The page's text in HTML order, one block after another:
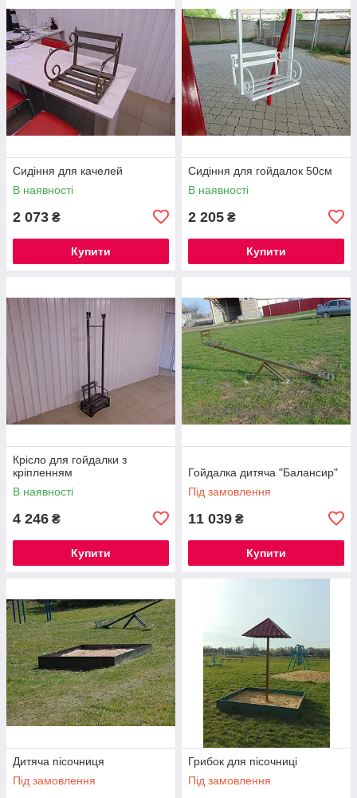
Сидіння для качелей
В наявності
2 073 ₴
Купити
Сидіння для гойдалок 50см
В наявності
2 205 ₴
Купити
Крісло для гойдалки з
кріпленням
В наявності
4 246 ₴
Купити
Гойдалка дитяча "Балансир"
Під замовлення
11 039 ₴
Купити
Дитяча пісочниця
Під замовлення
Грибок для пісочниці
Під замовлення